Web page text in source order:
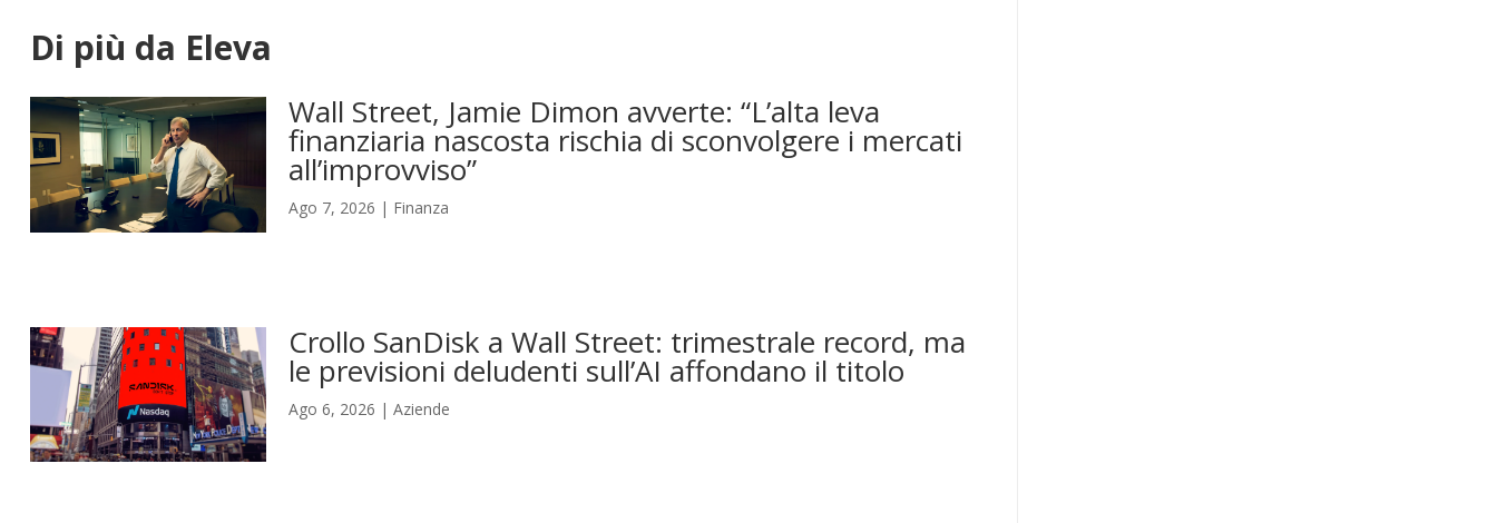
Di più da Eleva
Wall Street, Jamie Dimon avverte: “L’alta leva
finanziaria nascosta rischia di sconvolgere i mercati
all’improvviso”
Ago 7, 2026 | Finanza
Crollo SanDisk a Wall Street: trimestrale record, ma
le previsioni deludenti sull’AI affondano il titolo
Ago 6, 2026 | Aziende